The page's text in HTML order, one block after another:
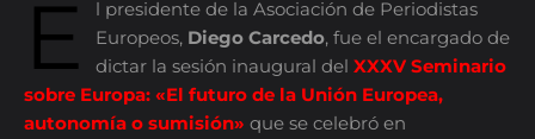
E l presidente de la Asociación de Periodistas
Europeos, Diego Carcedo, fue el encargado de
dictar la sesión inaugural del XXXV Seminario
sobre Europa: «El futuro de la Unión Europea,
autonomía o sumisión» que se celebró en